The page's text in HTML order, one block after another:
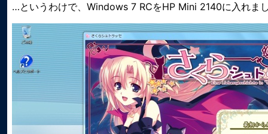
…というわけで、Windows 7 RCをHP Mini 2140に入れま